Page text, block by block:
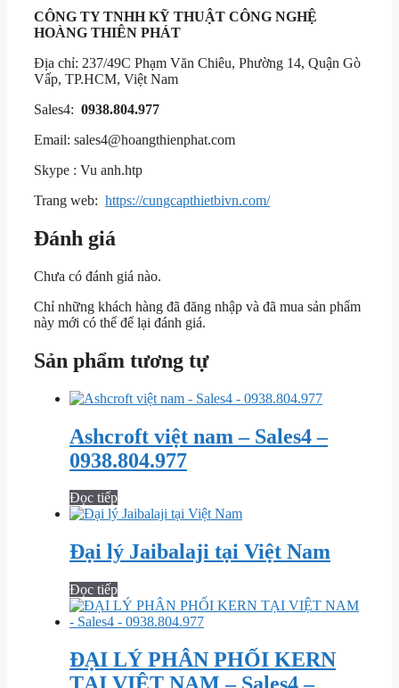
CÔNG TY TNHH KỸ THUẬT CÔNG NGHỆ
HOÀNG THIÊN PHÁT
Địa chỉ: 237/49C Phạm Văn Chiêu, Phường 14, Quận Gò
Vấp, TP.HCM, Việt Nam
Sales4: 0938.804.977
Email: sales4@hoangthienphat.com
Skype : Vu anh.htp
Trang web: https://cungcapthietbivn.com/
Đánh giá
Chưa có đánh giá nào.
Chỉ những khách hàng đã đăng nhập và đã mua sản phẩm
này mới có thể để lại đánh giá.
Sản phẩm tương tự
Ashcroft việt nam – Sales4 –
0938.804.977
Đọc tiếp
Đại lý Jaibalaji tại Việt Nam
Đọc tiếp
ĐẠI LÝ PHÂN PHỐI KERN